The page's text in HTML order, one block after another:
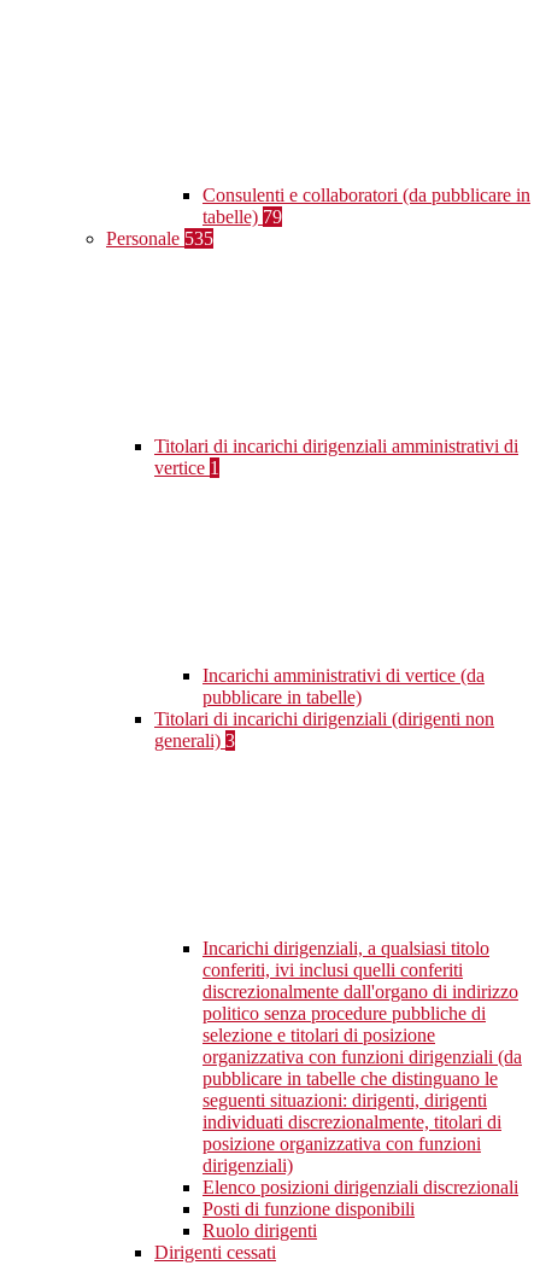
Consulenti e collaboratori (da pubblicare in
tabelle) 79
Personale 535
Titolari di incarichi dirigenziali amministrativi di
vertice 1
Incarichi amministrativi di vertice (da
pubblicare in tabelle)
Titolari di incarichi dirigenziali (dirigenti non
generali) 3
Incarichi dirigenziali, a qualsiasi titolo
conferiti, ivi inclusi quelli conferiti
discrezionalmente dall'organo di indirizzo
politico senza procedure pubbliche di
selezione e titolari di posizione
organizzativa con funzioni dirigenziali (da
pubblicare in tabelle che distinguano le
seguenti situazioni: dirigenti, dirigenti
individuati discrezionalmente, titolari di
posizione organizzativa con funzioni
dirigenziali)
Elenco posizioni dirigenziali discrezionali
Posti di funzione disponibili
Ruolo dirigenti
Dirigenti cessati